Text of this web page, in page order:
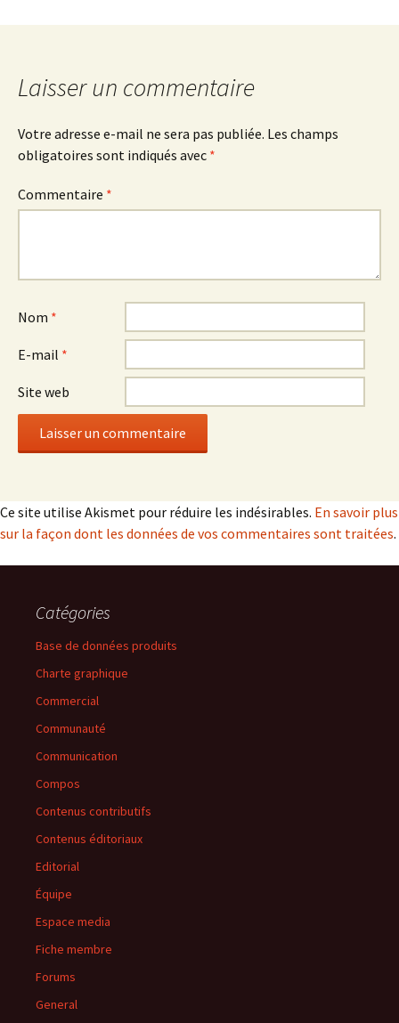
des
commentaires
Laisser un commentaire
Votre adresse e-mail ne sera pas publiée. Les champs
obligatoires sont indiqués avec *
Commentaire *
Nom *
E-mail *
Site web
Ce site utilise Akismet pour réduire les indésirables. En savoir plus
sur la façon dont les données de vos commentaires sont traitées.
Catégories
Base de données produits
Charte graphique
Commercial
Communauté
Communication
Compos
Contenus contributifs
Contenus éditoriaux
Editorial
Équipe
Espace media
Fiche membre
Forums
General